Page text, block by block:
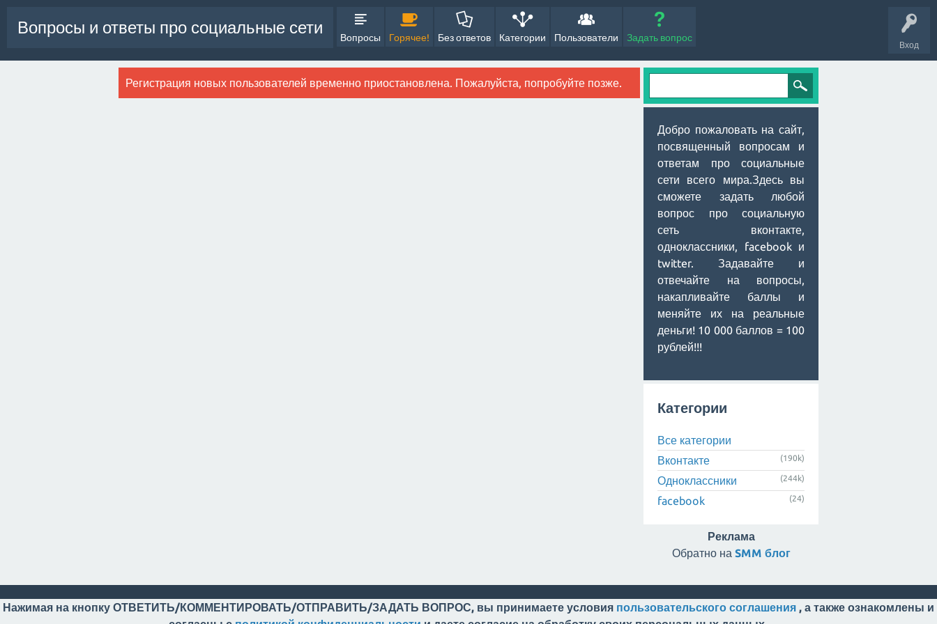
Вход
Вопросы и ответы про социальные сети
Вопросы Горячее! Без ответов Категории Пользователи Задать вопрос
Регистрация новых пользователей временно приостановлена. Пожалуйста, попробуйте позже.
Добро пожаловать на сайт,
посвященный вопросам и
ответам про социальные
сети всего мира.Здесь вы
сможете задать любой
вопрос про социальную
сеть вконтакте,
одноклассники, facebook и
twitter. Задавайте и
отвечайте на вопросы,
накапливайте баллы и
меняйте их на реальные
деньги! 10 000 баллов = 100
рублей!!!
Категории
Все категории
Вконтакте
(190k)
Одноклассники (244k)
facebook (24)
Реклама
Обратно на SMM блог
Нажимая на кнопку ОТВЕТИТЬ/КОММЕНТИРОВАТЬ/ОТПРАВИТЬ/ЗАДАТЬ ВОПРОС, вы принимаете условия пользовательского соглашения , а также ознакомлены и